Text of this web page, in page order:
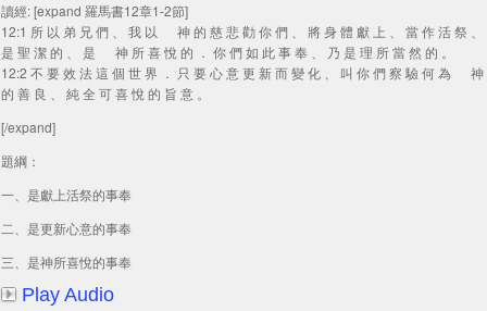
讀經: [expand 羅馬書12章1-2節]
12:1 所 以 弟 兄 們 、 我 以 神 的 慈 悲 勸 你 們 、 將 身 體 獻 上 、 當 作 活 祭 、
是 聖 潔 的 、 是 神 所 喜 悅 的 ． 你 們 如 此 事 奉 、 乃 是 理 所 當 然 的 。
12:2 不 要 效 法 這 個 世 界 ． 只 要 心 意 更 新 而 變 化 、 叫 你 們 察 驗 何 為 神
的 善 良 、 純 全 可 喜 悅 的 旨 意 。
[/expand]
題綱：
一、是獻上活祭的事奉
二、是更新心意的事奉
三、是神所喜悅的事奉
Play Audio